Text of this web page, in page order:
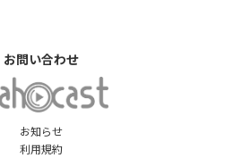
お知らせ
利用規約
お問い合わせ